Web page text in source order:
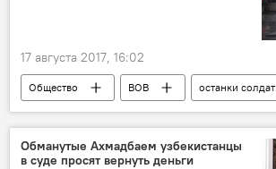
17 августа 2017, 16:02
Общество ВОВ
останки солдат
поиск людей
Обманутые Ахмадбаем узбекистанцы
в суде просят вернуть деньги